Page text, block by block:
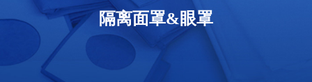
隔离面罩&眼罩